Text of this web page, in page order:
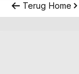
Terug Home